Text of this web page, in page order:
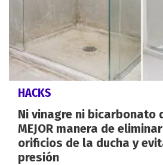
HACKS
Ni vinagre ni bicarbonato
MEJOR manera de
orificios de la ducha y
presión